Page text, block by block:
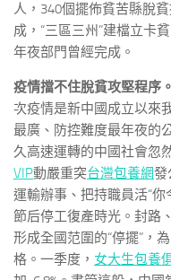
人，340個擺佈貧苦縣脫
成，“三區三州”建檔立卡
年夜部門曾經完成。
疫情擋不住脫貧攻堅程序。
次疫情是新中國成立以來
最廣、防控難度最年夜的
久高速運轉的中國社會忽
VIP動嚴重突台灣包養網發
運輸辦事、把持職員活“
節后停工復產時光。封路
形成全國范圍的“停擺”，
格。一季度， 女大生包養